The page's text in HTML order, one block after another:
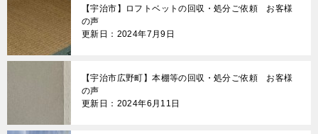
【宇治市】ロフトベットの回収・処分ご依頼 お客様
の声
更新日：2024年7月9日
【宇治市広野町】本棚等の回収・処分ご依頼 お客様
の声
更新日：2024年6月11日